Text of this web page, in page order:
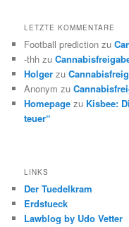
LETZTE KOMMENTARE
Football prediction zu
-thh zu
Holger zu
Anonym zu
Homepage zu Kisbee:
teuer“
LINKS
Der Tuedelkram
Erdstueck
Lawblog by Udo Vetter